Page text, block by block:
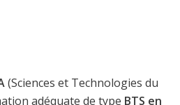
(Sciences et Technologies du
adéquate de type BTS en